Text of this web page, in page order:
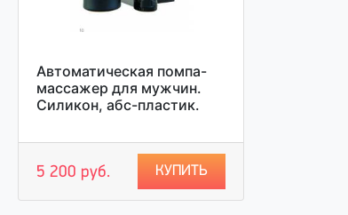
Автоматическая помпа-
массажер для мужчин.
Силикон, абс-пластик.
5 200 руб. КУПИТЬ